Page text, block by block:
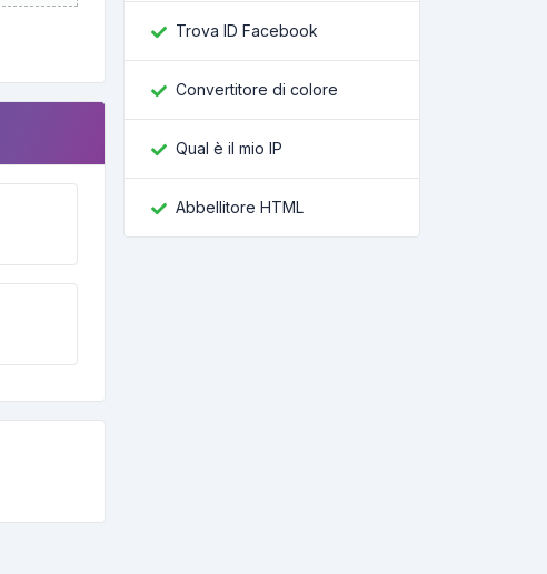
Trova ID Facebook
Convertitore di colore
Qual è il mio IP
Abbellitore HTML